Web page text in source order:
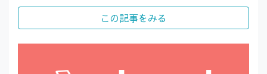
この記事をみる